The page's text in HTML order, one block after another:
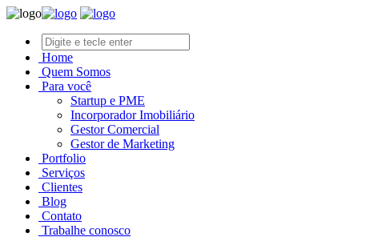
Home
Quem Somos
Para você
Startup e PME
Incorporador Imobiliário
Gestor Comercial
Gestor de Marketing
Portfolio
Serviços
Clientes
Blog
Contato
Trabalhe conosco